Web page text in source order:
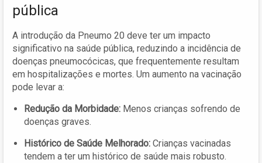
pública
A introdução da Pneumo 20 deve ter um impacto
significativo na saúde pública, reduzindo a incidência de
doenças pneumocócicas, que frequentemente resultam
em hospitalizações e mortes. Um aumento na vacinação
pode levar a:
Redução da Morbidade: Menos crianças sofrendo de
doenças graves.
Histórico de Saúde Melhorado: Crianças vacinadas
tendem a ter um histórico de saúde mais robusto.